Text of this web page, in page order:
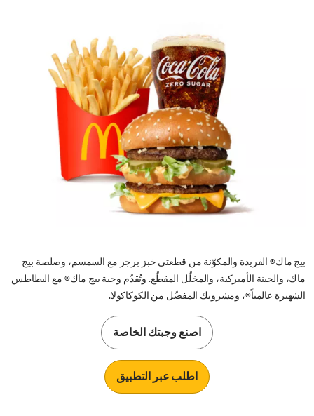
بيج ماك® الفريدة والمكوّنة من قطعتي خبز برجر مع السمسم، وصلصة بيج
ماك، والجبنة الأميركية، والمخلّل المقطّع. وتُقدّم وجبة بيج ماك® مع البطاطس
الشهيرة عالمياً®، ومشروبك المفضّل من الكوكاكولا.
اصنع وجبتك الخاصة
اطلب عبر التطبيق